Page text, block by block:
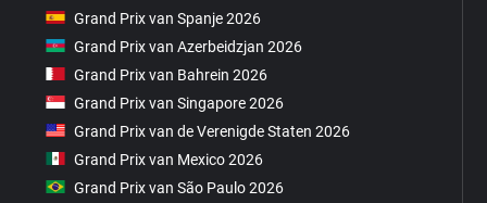
Grand Prix van Spanje 2026
Grand Prix van Azerbeidzjan 2026
Grand Prix van Bahrein 2026
Grand Prix van Singapore 2026
Grand Prix van de Verenigde Staten 2026
Grand Prix van Mexico 2026
Grand Prix van São Paulo 2026